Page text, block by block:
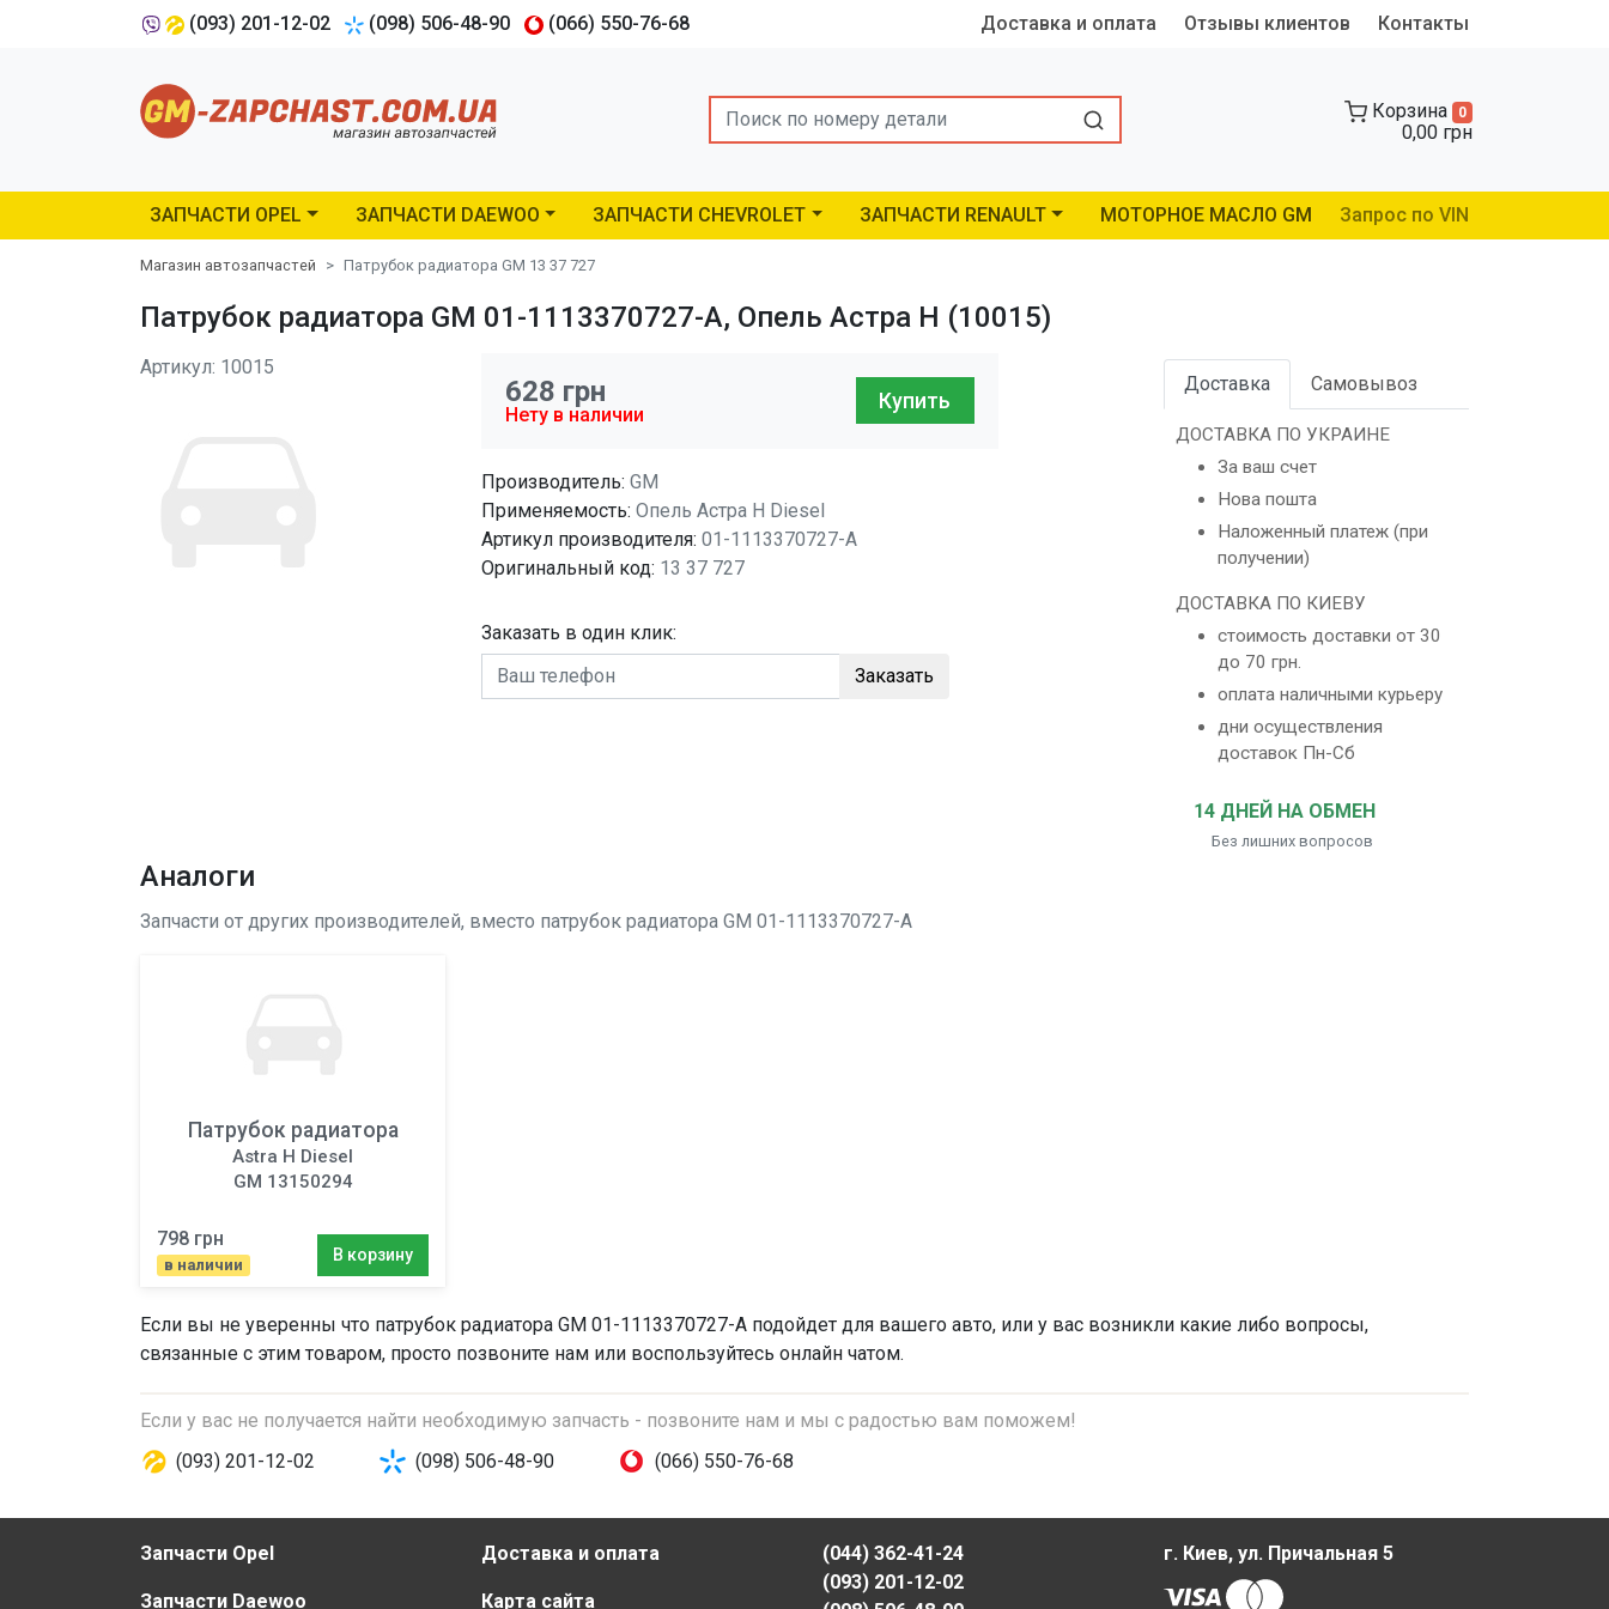
(093) 201-12-02 (098) 506-48-90 (066) 550-76-68 Доставка и оплата Отзывы клиентов Контакты
Search Корзина 0
0,00 грн
ЗАПЧАСТИ OPEL ЗАПЧАСТИ DAEWOO ЗАПЧАСТИ CHEVROLET ЗАПЧАСТИ RENAULT МОТОРНОЕ МАСЛО GM Запрос по VIN
Магазин автозапчастей Патрубок радиатора GM 13 37 727
Патрубок радиатора GM 01-1113370727-A, Опель Астра H (10015)
Артикул: 10015
628 грн
Нету в наличии
Купить
Производитель: GM
Применяемость: Опель Астра H Diesel
Артикул производителя: 01-1113370727-A
Оригинальный код: 13 37 727
Заказать в один клик:
Заказать
Доставка Самовывоз
ДОСТАВКА ПО УКРАИНЕ
За ваш счет
Нова пошта
Наложенный платеж (при
получении)
ДОСТАВКА ПО КИЕВУ
стоимость доставки от 30
до 70 грн.
оплата наличными курьеру
дни осуществления
доставок Пн-Сб
14 ДНЕЙ НА ОБМЕН
Без лишних вопросов
Аналоги
Запчасти от других производителей, вместо патрубок радиатора GM 01-1113370727-A
Патрубок радиатора
Astra H Diesel
GM 13150294
798 грн
в наличии
В корзину
Если вы не уверенны что патрубок радиатора GM 01-1113370727-A подойдет для вашего авто, или у вас возникли какие либо вопросы,
связанные с этим товаром, просто позвоните нам или воспользуйтесь онлайн чатом.
Если у вас не получается найти необходимую запчасть - позвоните нам и мы с радостью вам поможем!
(093) 201-12-02
(098) 506-48-90 (066) 550-76-68
Запчасти Opel
Запчасти Daewoo
Доставка и оплата
Карта сайта
(044) 362-41-24
(093) 201-12-02
г. Киев, ул. Причальная 5